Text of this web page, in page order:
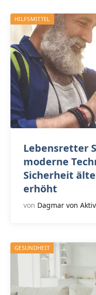
HILFSMITTEL
Lebensretter
moderne
Sicherheit
erhöht
von Dagmar von
GESUNDHEIT